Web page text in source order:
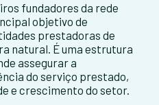
fundadores da rede
objetivo de
prestadoras de
natural. É uma estrutura
assegurar a
do serviço prestado,
e crescimento do setor.